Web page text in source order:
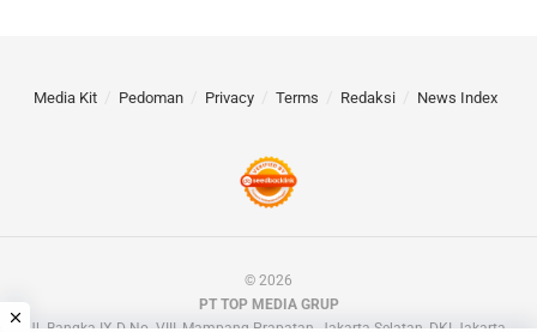
Media Kit Pedoman Privacy Terms Redaksi News Index
© 2026
PT TOP MEDIA GRUP
Jl. Bangka IX D No. VIII, Mampang Prapatan, Jakarta Selatan, DKI Jakarta.